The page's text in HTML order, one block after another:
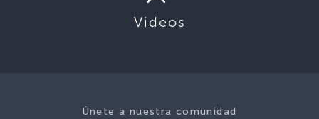
Videos
Únete a nuestra comunidad